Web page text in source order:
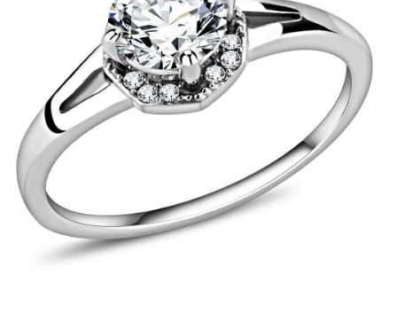
Ostatné
Zľavy